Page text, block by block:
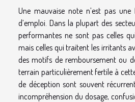
Une mauvaise note n’est pas
d’emploi. Dans la plupart des
performantes ne sont pas celles
mais celles qui traitent les irritants
des motifs de remboursement ou
terrain particulièrement fertile à
de déception sont souvent
incompréhension du dosage,